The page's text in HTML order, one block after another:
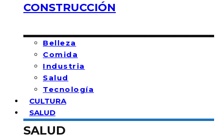
CONSTRUCCIÓN
Belleza
Comida
Industria
Salud
Tecnología
CULTURA
SALUD
SALUD